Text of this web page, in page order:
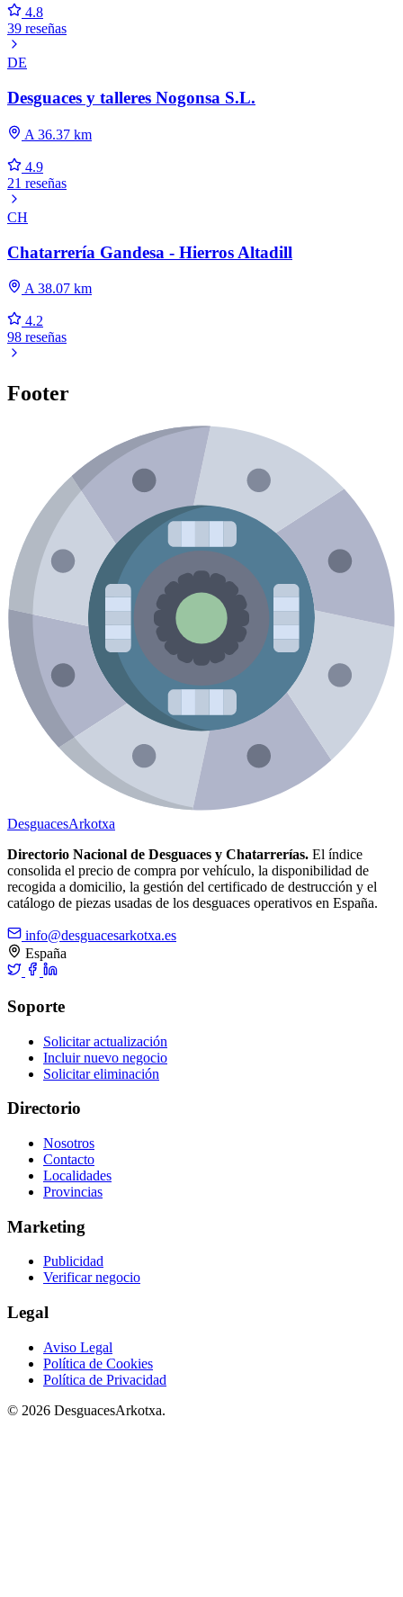
4.8
39 reseñas
DE
Desguaces y talleres Nogonsa S.L.
A 36.37 km
4.9
21 reseñas
CH
Chatarrería Gandesa - Hierros Altadill
A 38.07 km
4.2
98 reseñas
Footer
DesguacesArkotxa
Directorio Nacional de Desguaces y Chatarrerías. El índice
consolida el precio de compra por vehículo, la disponibilidad de
recogida a domicilio, la gestión del certificado de destrucción y el
catálogo de piezas usadas de los desguaces operativos en España.
info@desguacesarkotxa.es
España
Soporte
Solicitar actualización
Incluir nuevo negocio
Solicitar eliminación
Directorio
Nosotros
Contacto
Localidades
Provincias
Marketing
Publicidad
Verificar negocio
Legal
Aviso Legal
Política de Cookies
Política de Privacidad
© 2026 DesguacesArkotxa.